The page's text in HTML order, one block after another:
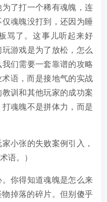
了打一个稀有魂魄，连
魂魄没打到，还因为睡
骂了。这事儿听起来好
游戏是为了放松，怎么
们需要一套靠谱的攻略
语，而是接地气的实战
训和其他玩家的成功案
魂魄不是拼体力，而是
小张的失败案例引入，
语。）
你得知道魂魄是怎么来
掉落的碎片。但别傻乎